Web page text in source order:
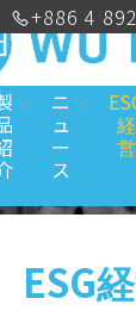
ニ
ュ
ー
ス
経
営
ESG
+886 4